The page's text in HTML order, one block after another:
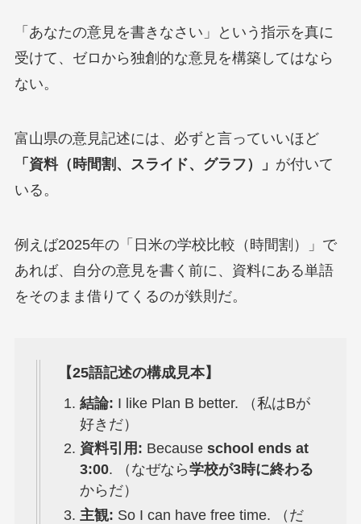
「あなたの意見を書きなさい」という指示を真に
受けて、ゼロから独創的な意見を構築してはなら
ない。
富山県の意見記述には、必ずと言っていいほど
「資料（時間割、スライド、グラフ）」 が付いて
いる。
例えば2025年の「日米の学校比較（時間割）」で
あれば、自分の意見を書く前に、資料にある単語
をそのまま借りてくるのが鉄則だ。
【25語記述の構成見本】
結論: I like Plan B better. （私はBが
好きだ）
資料引用: Because school ends at
3:00. （なぜなら学校が3時に終わる
からだ）
主観: So I can have free time. （だ